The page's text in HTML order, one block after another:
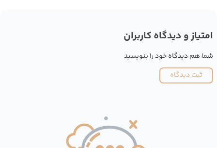
امتیاز و دیدگاه کاربران
شما هم دیدگاه خود را بنویسید
ثبت دیدگاه